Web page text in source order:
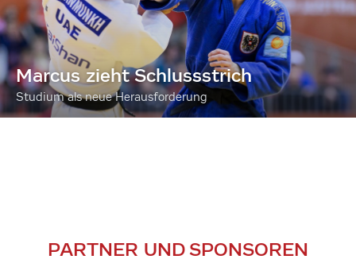
Marcus zieht Schlussstrich
Studium als neue Herausforderung
PARTNER UND SPONSOREN